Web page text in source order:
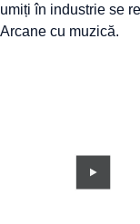
în industrie se
cu muzică.